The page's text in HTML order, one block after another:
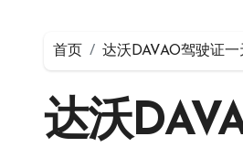
首页 达沃DAVAO驾驶证一
达沃